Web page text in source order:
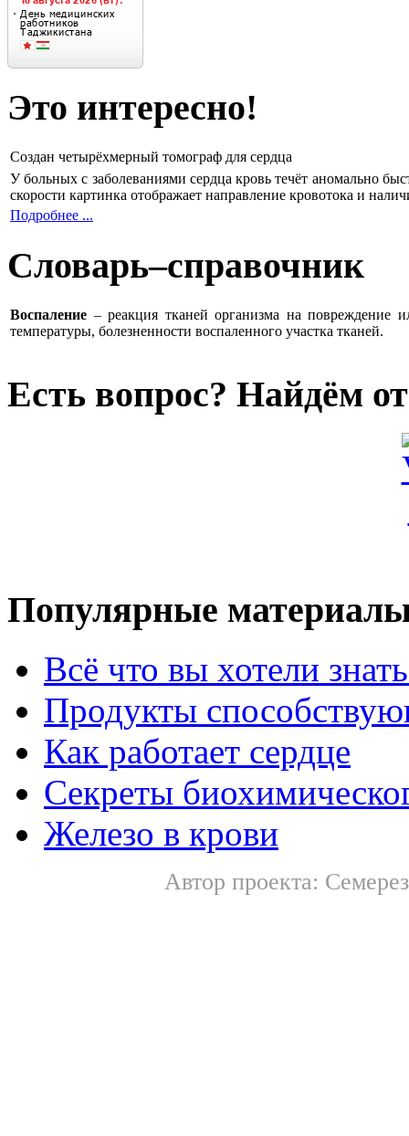
Это интересно!
Создан четырёхмерный томограф для сердца
У больных с заболеваниями сердца кровь течёт аномально
скорости картинка отображает направление кровотока и
Подробнее ...
Словарь–справочник
Воспаление – реакция тканей организма на
температуры, болезненности воспаленного участка тканей.
Есть вопрос? Найдём
Популярные
Всё что вы хотели
Продукты
Как работает сердце
Секреты
Железо в крови
Автор проекта: